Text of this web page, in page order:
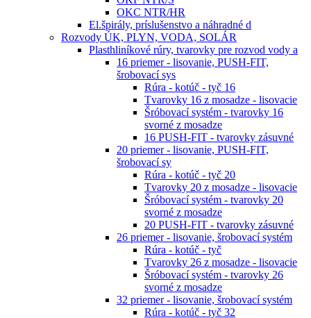
OKC NTR/HR
El.špirály, príslušenstvo a náhradné d
Rozvody ÚK, PLYN, VODA, SOLÁR
Plasthliníkové rúry, tvarovky pre rozvod vody a
16 priemer - lisovanie, PUSH-FIT,
šrobovací sys
Rúra - kotúč - tyč 16
Tvarovky 16 z mosadze - lisovacie
Šróbovací systém - tvarovky 16
svorné z mosadze
16 PUSH-FIT - tvarovky zásuvné
20 priemer - lisovanie, PUSH-FIT,
šrobovací sy
Rúra - kotúč - tyč 20
Tvarovky 20 z mosadze - lisovacie
Šróbovací systém - tvarovky 20
svorné z mosadze
20 PUSH-FIT - tvarovky zásuvné
26 priemer - lisovanie, šrobovací systém
Rúra - kotúč - tyč
Tvarovky 26 z mosadze - lisovacie
Šróbovací systém - tvarovky 26
svorné z mosadze
32 priemer - lisovanie, šrobovací systém
Rúra - kotúč - tyč 32